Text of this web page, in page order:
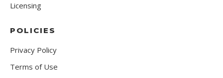
Licensing
POLICIES
Privacy Policy
Terms of Use